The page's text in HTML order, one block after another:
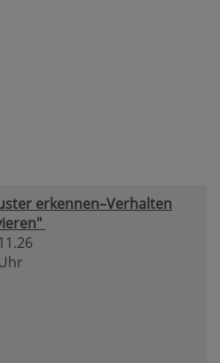
erkennen–Verhalten